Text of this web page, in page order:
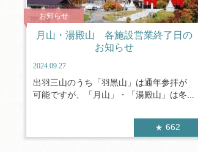
お知らせ
月山・湯殿山 各施設営業終了日の
お知らせ
2024.09.27
出羽三山のうち「羽黒山」は通年参拝が
可能ですが、「月山」・「湯殿山」は冬...
662